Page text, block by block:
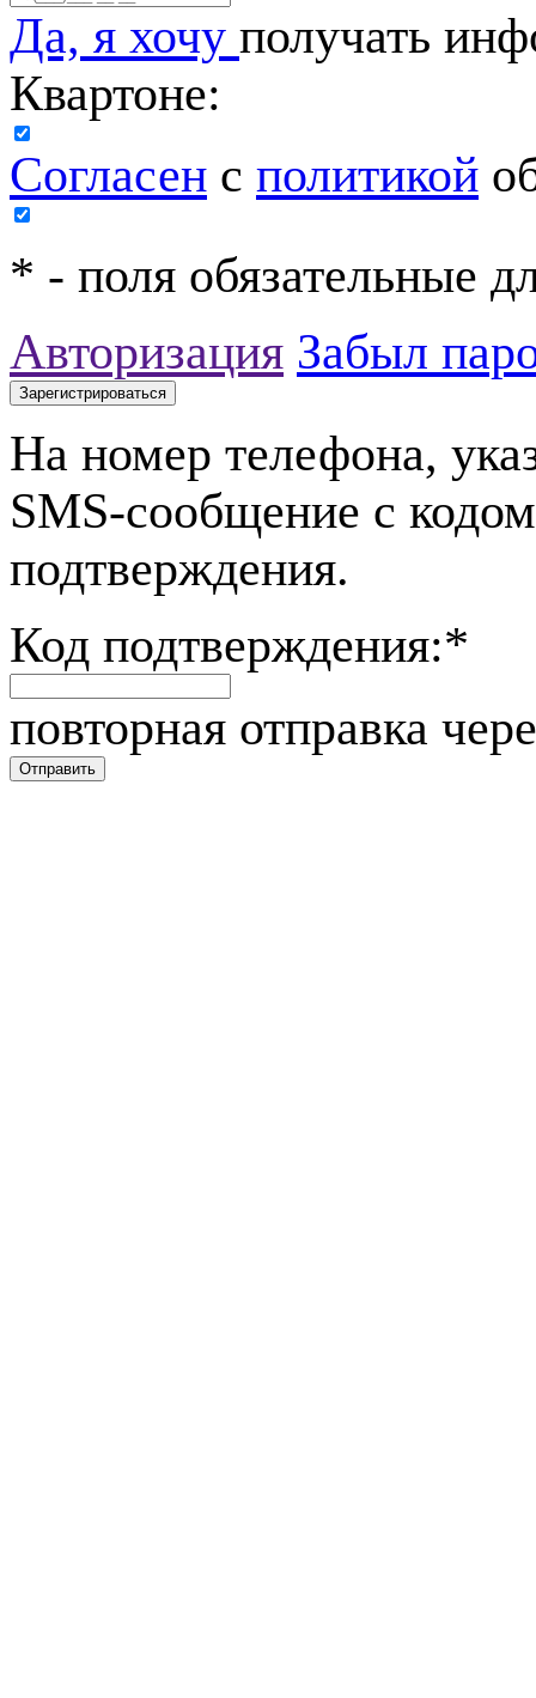
Да, я хочу получать
Квартоне:
Согласен с политикой
* - поля обязательные
Авторизация Забыл
На номер телефона,
SMS-сообщение с
подтверждения.
Код подтверждения:*
повторная отправка